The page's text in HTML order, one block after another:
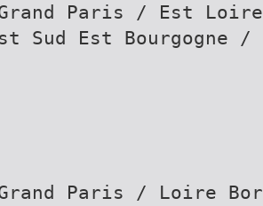
Paris / Est
Sud Est Bourgogne /
Paris / Loire